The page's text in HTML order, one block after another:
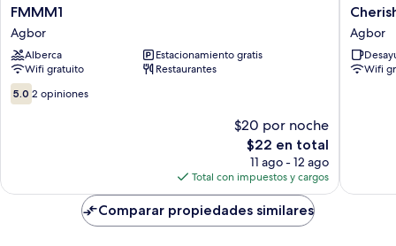
FMMM1
Agbor
FMMM1
Agbor
Alberca
Estacionamiento gratis
Wifi gratuito
Restaurantes
5.0
de
5.0 2 opiniones
$20 por noche
El
precio
actual
es
de
$22
$22 en total
11 ago - 12 ago
Total con impuestos y cargos
Cherish
Hotel
And
Suites
Agbor
Agbor
Wifi
Comparar propiedades similares